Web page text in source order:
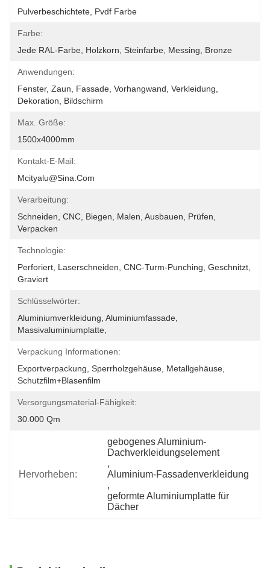
Pulverbeschichtete, Pvdf Farbe
Farbe:
Jede RAL-Farbe, Holzkorn, Steinfarbe, Messing, Bronze
Anwendungen:
Fenster, Zaun, Fassade, Vorhangwand, Verkleidung,
Dekoration, Bildschirm
Max. Größe:
1500x4000mm
Kontakt-E-Mail:
Mcityalu@sina.com
Verarbeitung:
Schneiden, CNC, Biegen, Malen, Ausbauen, Prüfen,
Verpacken
Technologie:
Perforiert, Laserschneiden, CNC-Turm-Punching, Geschnitzt,
Graviert
Schlüsselwörter:
Aluminiumverkleidung, Aluminiumfassade,
Massivaluminiumplatte,
Verpackung Informationen:
Exportverpackung, Sperrholzgehäuse, Metallgehäuse,
Schutzfilm+Blasenfilm
Versorgungsmaterial-Fähigkeit:
30.000 Qm
Hervorheben:
gebogenes Aluminium-
Dachverkleidungselement
,
Aluminium-Fassadenverkleidung
,
geformte Aluminiumplatte für
Dächer